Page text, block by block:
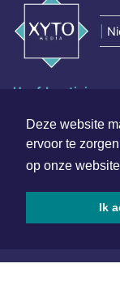
Deze website
ervoor te
op onze website
Ik
Hoofdvestiging:
1701 BZ
072 8200 600
redactie@xyto.nl
www.xyto.nl
SOCIAL MEDIA